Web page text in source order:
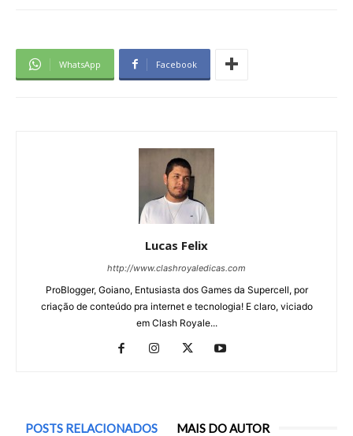
WhatsApp Facebook
Lucas Felix
http://www.clashroyaledicas.com
ProBlogger, Goiano, Entusiasta dos Games da Supercell, por
criação de conteúdo pra internet e tecnologia! E claro, viciado
em Clash Royale...
POSTS RELACIONADOS MAIS DO AUTOR